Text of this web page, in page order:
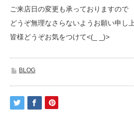
ご来店日の変更も承っておりますので
どうぞ無理なさらないようお願い申し
皆様どうぞお気をつけて<(_ _)>
BLOG